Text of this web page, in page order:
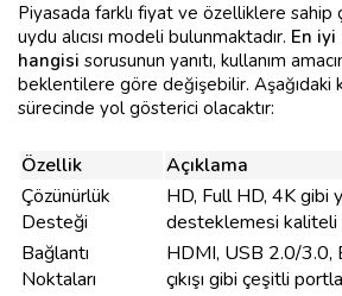
Piyasada farklı fiyat ve özelliklere sahip
uydu alıcısı modeli bulunmaktadır. En iyi
hangisi sorusunun yanıtı, kullanım
beklentilere göre değişebilir. Aşağıdaki
sürecinde yol gösterici olacaktır:
Özellik
Açıklama
Çözünürlük
Desteği
HD, Full HD, 4K gibi
desteklemesi kaliteli
Bağlantı
Noktaları
HDMI, USB 2.0/3.0,
çıkışı gibi çeşitli